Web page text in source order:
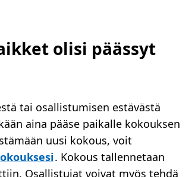
olisi päässyt
tai osallistumisen estävästä
aina pääse paikalle kokouksen
uusi kokous, voit
. Kokous tallennetaan
Osallistujat voivat myös tehdä